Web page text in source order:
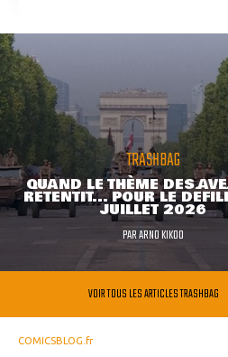
TRASHBAG
QUAND LE THÈME DES
RETENTIT... POUR LE
JUILLET 2026
PARARNO KIKOO
VOIR TOUS LES ARTICLES TRASHBAG
COMICSBLOG.fr